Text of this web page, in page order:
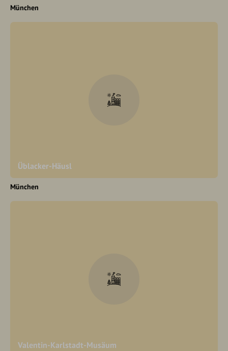
München
Üblacker-Häusl
München
Valentin-Karlstadt-Musäum